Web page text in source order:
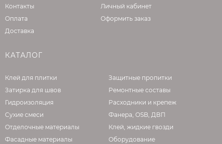
после окончания работ;
Контакты
Оплата
Доставка
Личный кабинет
Оформить заказ
КАТАЛОГ
Клей для плитки
Затирка для швов
Гидроизоляция
Сухие смеси
Отделочные материалы
Фасадные материалы
Защитные пропитки
Ремонтные составы
Расходники и крепеж
Фанера, OSB, ДВП
Клей, жидкие гвозди
Оборудование